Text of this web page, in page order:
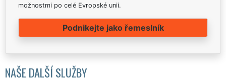
možnostmi po celé Evropské unii.
Podnikejte jako řemeslník
NAŠE DALŠÍ SLUŽBY